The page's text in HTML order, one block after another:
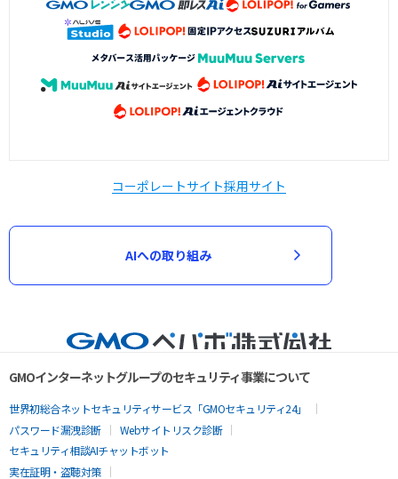
コーポレートサイト採用サイト
AIへの取り組み
GMOインターネットグループのセキュリティ事業について
世界初総合ネットセキュリティサービス「GMOセキュリティ24」
パスワード漏洩診断
Webサイトリスク診断
セキュリティ相談AIチャットボット
実在証明・盗聴対策